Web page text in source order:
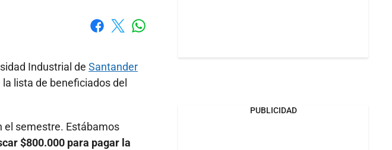
Industrial de Santander
lista de beneficiados del
el semestre. Estábamos
$800.000 para pagar la
PUBLICIDAD